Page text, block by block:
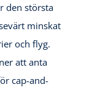
den största
minskat
och flyg.
att anta
cap-and-